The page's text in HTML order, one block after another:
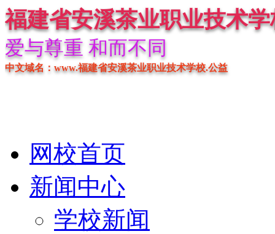
福建省安溪茶业职业技术学
爱与尊重 和而不同
中文域名：www.福建省安溪茶业职业技术学校.公益
网校首页
新闻中心
学校新闻